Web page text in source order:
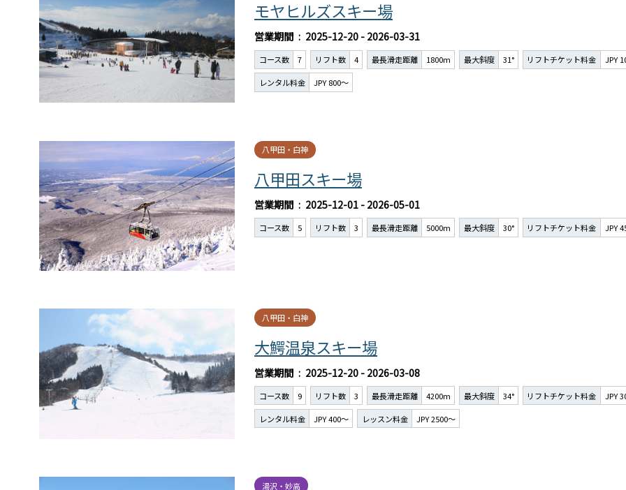
モヤヒルズスキー場
営業期間 2025-12-20 - 2026-03-31
コース数 7 リフト数 4 最長滑走距離 1800m 最大斜度 31° リフトチケット料金 JPY
レンタル料金 JPY 800～
八甲田スキー場
八甲田・白神
営業期間 2025-12-01 - 2026-05-01
コース数 5 リフト数 3 最長滑走距離 5000m 最大斜度 30° リフトチケット料金 JPY
大鰐温泉スキー場
八甲田・白神
営業期間 2025-12-20 - 2026-03-08
コース数 9 リフト数 3 最長滑走距離 4200m 最大斜度 34° リフトチケット料金 JPY
レンタル料金 JPY 400～ レッスン料金 JPY 2500～
湯沢・妙高